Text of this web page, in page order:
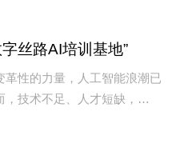
丝路AI培训基地”
性的力量，人工智能浪潮已
技术不足、人才短缺，